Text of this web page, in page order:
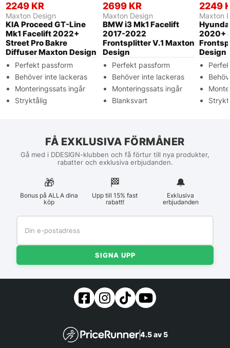
2249 KR
Maxton Design
KIA Proceed GT-Line
Mk1 Facelift 2022+
Street Pro Bakre
Diffuser Maxton Design
Perfekt passform
Behöver inte lackeras
Monteringssats ingår
Stryktålig
2699 KR
Maxton Design
BMW i3 Mk1 Facelift
2017-2022
Frontsplitter V.1 Maxton
Design
Perfekt passform
Behöver inte lackeras
Monteringssats ingår
Blanksvart
2249
Maxton
2020+
Design
FÅ EXKLUSIVA FÖRMÅNER
Gå med i DDESIGN-klubben och få förtur till nya produkter,
rabatter och exklusiva erbjudanden.
🎁
Bonus på ALLA dina
köp
🏁︎
Upp till 15% fast
rabatt!
🔔
Exklusiva
erbjudanden
SIGNA UPP
4.5 av 5